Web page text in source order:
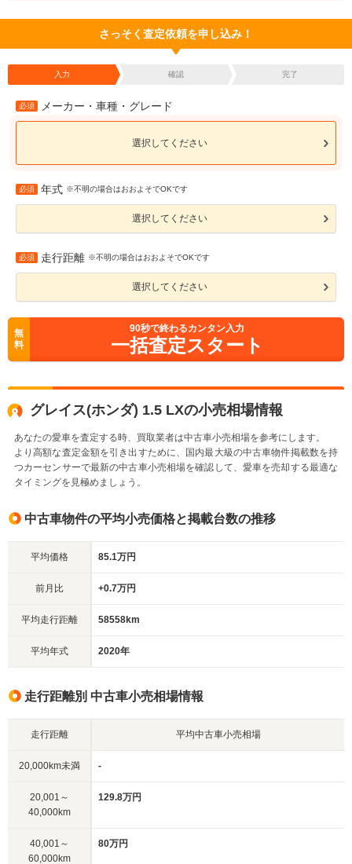
さっそく査定依頼を申し込み！
入力 確認 完了
必須 メーカー・車種・グレード
選択してください
必須 年式 ※不明の場合はおおよそでOKです
選択してください
必須 走行距離 ※不明の場合はおおよそでOKです
選択してください
無
料
90秒で終わるカンタン入力
一括査定スタート
グレイス(ホンダ) 1.5 LXの小売相場情報
あなたの愛車を査定する時、買取業者は中古車小売相場を参考にします。
より高額な査定金額を引き出すために、国内最大級の中古車物件掲載数を持
つカーセンサーで最新の中古車小売相場を確認して、愛車を売却する最適な
タイミングを見極めましょう。
中古車物件の平均小売価格と掲載台数の推移
平均価格 85.1万円
前月比 +0.7万円
平均走行距離 58558km
平均年式 2020年
走行距離別 中古車小売相場情報
走行距離 平均中古車小売相場
20,000km未満 -
20,001～
40,000km
129.8万円
40,001～
60,000km
80万円